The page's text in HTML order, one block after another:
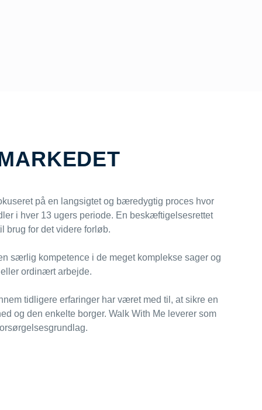
på en langsigtet og bæredygtig proces hvor
i hver 13 ugers periode. En beskæftigelsesrettet
brug for det videre forløb.
særlig kompetence i de meget komplekse sager og
ordinært arbejde.
tidligere erfaringer har været med til, at sikre en
og den enkelte borger. Walk With Me leverer som